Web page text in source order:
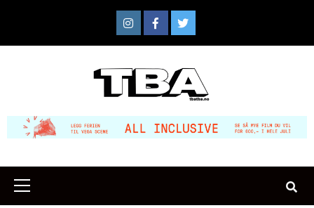
content
InstagramFacebook
Twitter
Primary
Menu